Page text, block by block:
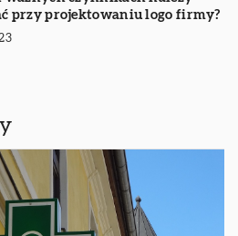
przy projektowaniu logo firmy?